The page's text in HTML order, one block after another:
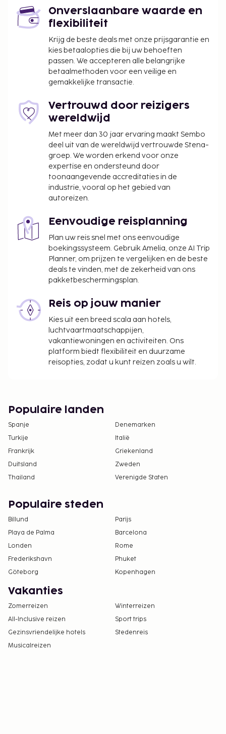
picknickplaats en een automaat. Gasten van Hadab
Tabuk kunnen iets lekkers halen bij de
kruidenier/supermarkt.
Echtparen die een kamer willen delen, dienen te
bewijzen dat zij gehuwd zijn.
Aangrenzende kamers kunnen aangevraagd
worden, afhankelijk van beschikbaarheid.
Informeer rechtstreeks bij de accommodatie
via de contactgegevens in de
boekingsbevestiging.
Onverslaanbare waarde en
flexibiliteit
Krijg de beste deals met onze prijsgarantie en
kies betaalopties die bij uw behoeften
passen. We accepteren alle belangrijke
betaalmethoden voor een veilige en
gemakkelijke transactie.
Vertrouwd door reizigers
wereldwijd
Met meer dan 30 jaar ervaring maakt Sembo
deel uit van de wereldwijd vertrouwde Stena-
groep. We worden erkend voor onze
expertise en ondersteund door
toonaangevende accreditaties in de
industrie, vooral op het gebied van
autoreizen.
Eenvoudige reisplanning
Plan uw reis snel met ons eenvoudige
boekingssysteem. Gebruik Amelia, onze AI Trip
Planner, om prijzen te vergelijken en de beste
deals te vinden, met de zekerheid van ons
pakketbeschermingsplan.
Reis op jouw manier
Kies uit een breed scala aan hotels,
luchtvaartmaatschappijen,
vakantiewoningen en activiteiten. Ons
platform biedt flexibiliteit en duurzame
reisopties, zodat u kunt reizen zoals u wilt.
Populaire landen
Spanje
Denemarken
Turkije
Italië
Frankrijk
Griekenland
Duitsland
Zweden
Thailand
Verenigde Staten
Populaire steden
Billund
Parijs
Playa de Palma
Barcelona
Londen
Rome
Frederikshavn
Phuket
Göteborg
Kopenhagen
Vakanties
Zomerreizen
Winterreizen
All-Inclusive reizen
Sport trips
Gezinsvriendelijke hotels
Stedenreis
Musicalreizen